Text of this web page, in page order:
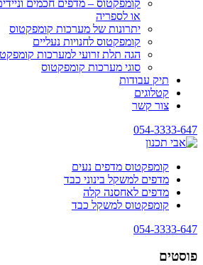
קומפקטוס – מדפים חכמים
או לספריה
יתרונות של מערכות קומפקטוס
קומפקטוס לחנויות נעליים
הגה תלת זרועי למערכות
סוגי מערכות קומפקטוס
תיק עבודות
קטלוגים
צור קשר
054-3333-647
קומפקטוס מדפים נעים
מדפים למשקל בינוני כבד
מדפים לאחסנה קלה
קומפקטוס למשקל כבד
054-3333-647
פוסטים